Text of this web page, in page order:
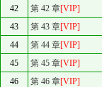
42
第 42 章[VIP]
43
第 43 章[VIP]
44
第 44 章[VIP]
45
第 45 章[VIP]
46
第 46 章[VIP]